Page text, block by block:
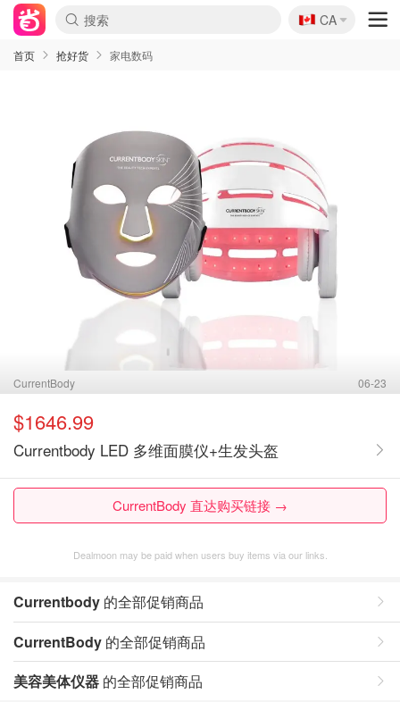
🇨🇦
CA
首页 抢好货 家电数码
CurrentBody 06-23
$1646.99
Currentbody LED 多维面膜仪+生发头盔
CurrentBody 直达购买链接 →
Dealmoon may be paid when users buy items via our links.
Currentbody 的全部促销商品
CurrentBody 的全部促销商品
美容美体仪器 的全部促销商品